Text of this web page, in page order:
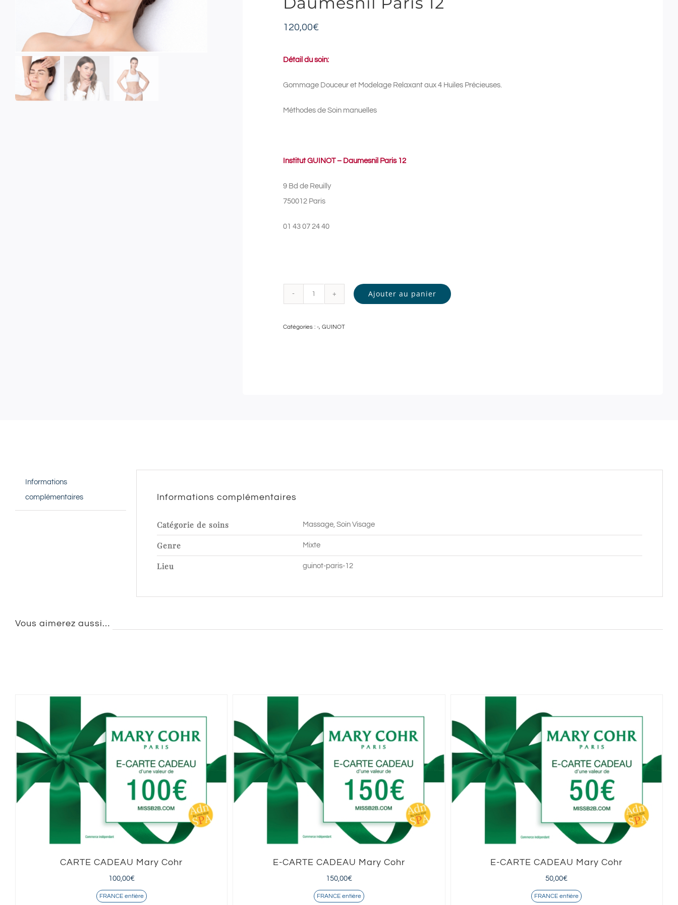
120,00€
Détail du soin:
Gommage Douceur et Modelage Relaxant aux 4 Huiles Précieuses.
Méthodes de Soin manuelles
Institut GUINOT – Daumesnil Paris 12
9 Bd de Reuilly
750012 Paris
01 43 07 24 40
Guinot
12
Ajouter au panier
Catégories :-,GUINOT
Informations
complémentaires
Informations complémentaires
Catégorie de soins Massage, Soin Visage
Genre Mixte
Lieu guinot-paris-12
Vous aimerez aussi…
CARTE CADEAU Mary Cohr
100,00€
FRANCE entière
E-CARTE CADEAU Mary Cohr
150,00€
FRANCE entière
E-CARTE CADEAU Mary Cohr
50,00€
FRANCE entière